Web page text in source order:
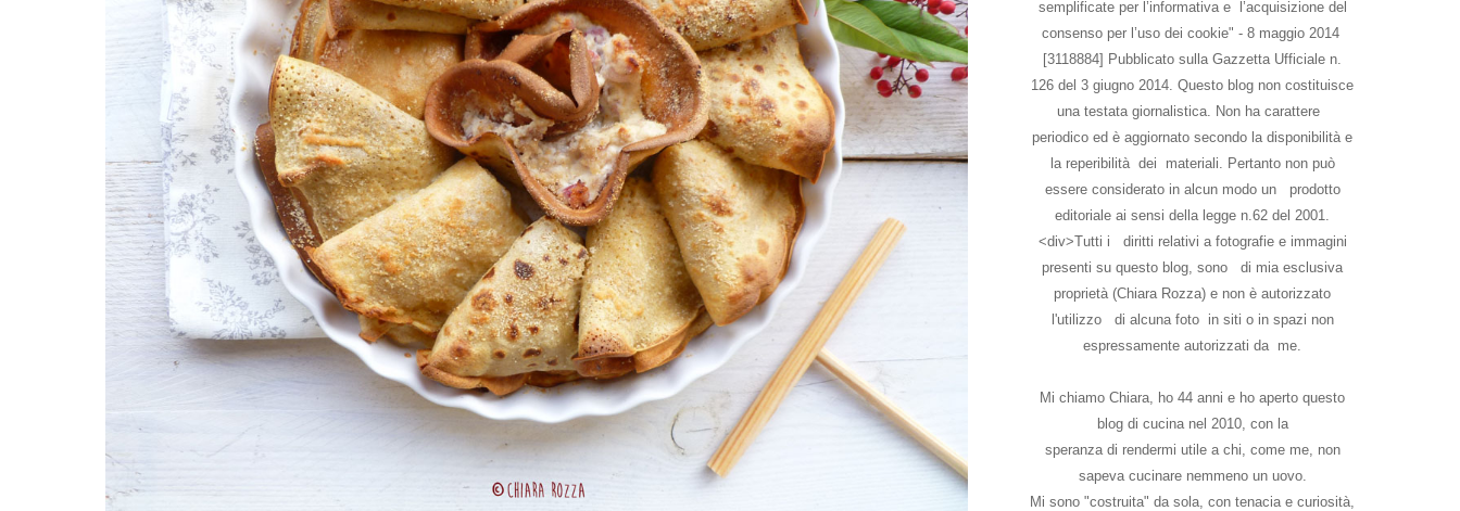
semplificate per l’informativa e l’acquisizione del
consenso per l’uso dei cookie" - 8 maggio 2014
[3118884] Pubblicato sulla Gazzetta Ufficiale n.
126 del 3 giugno 2014. Questo blog non costituisce
una testata giornalistica. Non ha carattere
periodico ed è aggiornato secondo la disponibilità e
la reperibilità dei materiali. Pertanto non può
essere considerato in alcun modo un prodotto
editoriale ai sensi della legge n.62 del 2001.
<div>Tutti i diritti relativi a fotografie e immagini
presenti su questo blog, sono di mia esclusiva
proprietà (Chiara Rozza) e non è autorizzato
l'utilizzo di alcuna foto in siti o in spazi non
espressamente autorizzati da me.
Mi chiamo Chiara, ho 44 anni e ho aperto questo
blog di cucina nel 2010, con la
speranza di rendermi utile a chi, come me, non
sapeva cucinare nemmeno un uovo.
Mi sono "costruita" da sola, con tenacia e curiosità,